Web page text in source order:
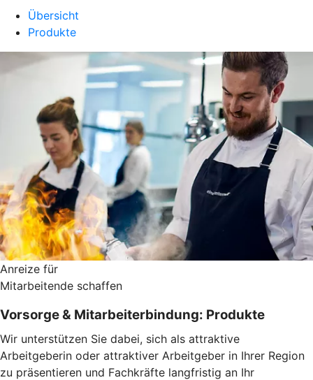
Übersicht
Produkte
Anreize für
Mitarbeitende schaffen
Vorsorge & Mitarbeiterbindung: Produkte
Wir unterstützen Sie dabei, sich als attraktive
Arbeitgeberin oder attraktiver Arbeitgeber in Ihrer Region
zu präsentieren und Fachkräfte langfristig an Ihr